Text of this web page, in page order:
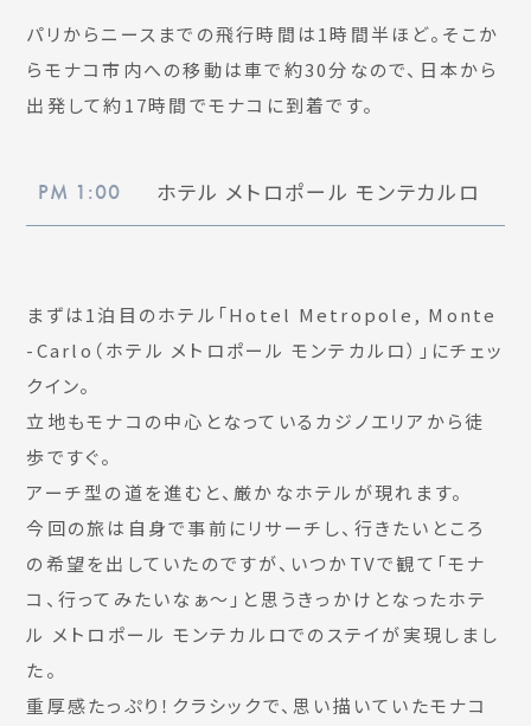
パリからニースまでの飛行時間は1時間半ほど。そこか
らモナコ市内への移動は車で約30分なので、日本から
出発して約17時間でモナコに到着です。
PM 1:00 ホテル メトロポール モンテカルロ
まずは1泊目のホテル「Hotel Metropole, Monte
-Carlo（ホテル メトロポール モンテカルロ）」にチェッ
クイン。
立地もモナコの中心となっているカジノエリアから徒
歩ですぐ。
アーチ型の道を進むと、厳かなホテルが現れます。
今回の旅は自身で事前にリサーチし、行きたいところ
の希望を出していたのですが、いつかTVで観て「モナ
コ、行ってみたいなぁ〜」と思うきっかけとなったホテ
ル メトロポール モンテカルロでのステイが実現しまし
た。
重厚感たっぷり！クラシックで、思い描いていたモナコ